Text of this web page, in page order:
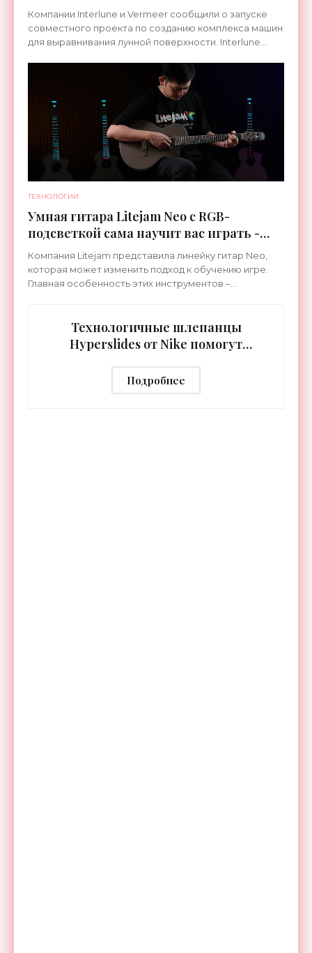
Компании Interlune и Vermeer сообщили о запуске
совместного проекта по созданию комплекса машин
для выравнивания лунной поверхности. Interlune
ТЕХНОЛОГИИ
Умная гитара Litejam Neo с RGB-
подсветкой сама научит вас играть -
«Гаджеты»
Компания Litejam представила линейку гитар Neo,
которая может изменить подход к обучению игре.
Главная особенность этих инструментов –
Технологичные шлепанцы
Hyperslides от Nike помогут
тренировки - «Гаджеты»
Подробнее